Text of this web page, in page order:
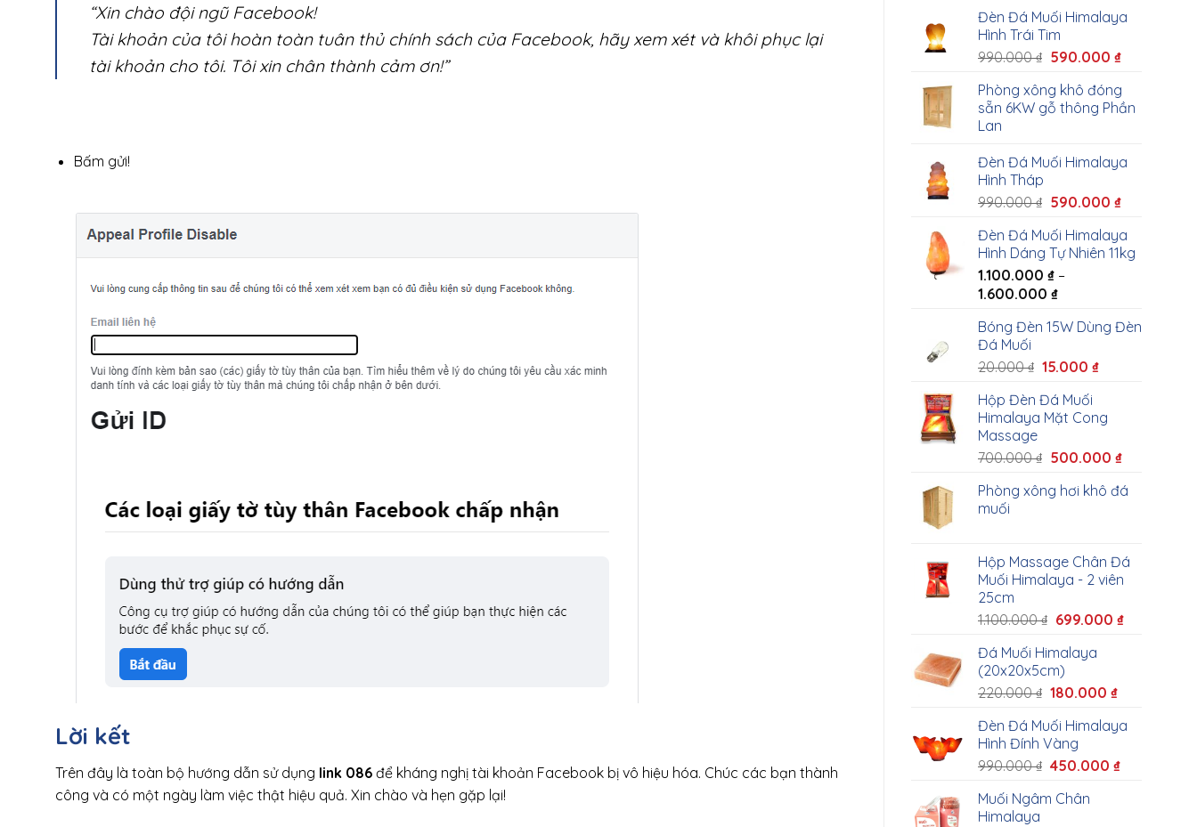
“Xin chào đội ngũ Facebook!
Tài khoản của tôi hoàn toàn tuân thủ chính sách của Facebook, hãy xem xét và khôi phục lại
tài khoản cho tôi. Tôi xin chân thành cảm ơn!”
Bấm gửi!
Lời kết
Trên đây là toàn bộ hướng dẫn sử dụng link 086 để kháng nghị tài khoản Facebook bị vô hiệu hóa. Chúc các bạn thành
công và có một ngày làm việc thật hiệu quả. Xin chào và hẹn gặp lại!
Đèn Đá Muối Himalaya
Hình Trái Tim
990.000₫ 590.000 ₫
Phòng xông khô đóng
sẵn 6KW gỗ thông Phần
Lan
Đèn Đá Muối Himalaya
Hình Tháp
990.000₫ 590.000 ₫
Đèn Đá Muối Himalaya
Hình Dáng Tự Nhiên 11kg
1.100.000 ₫ –
1.600.000 ₫
Bóng Đèn 15W Dùng Đèn
Đá Muối
20.000₫ 15.000 ₫
Hộp Đèn Đá Muối
Himalaya Mặt Cong
Massage
700.000₫ 500.000 ₫
Phòng xông hơi khô đá
muối
Hộp Massage Chân Đá
Muối Himalaya - 2 viên
25cm
1.100.000₫ 699.000 ₫
Đá Muối Himalaya
(20x20x5cm)
220.000₫ 180.000 ₫
Đèn Đá Muối Himalaya
Hình Đính Vàng
990.000₫ 450.000 ₫
Muối Ngâm Chân
Himalaya